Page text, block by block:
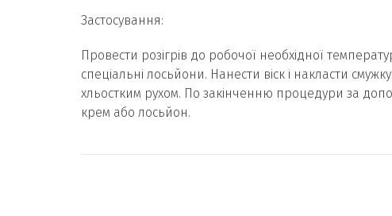
Застосування:
Провести розігрів до робочої необхідної
спеціальні лосьйони. Нанести віск і накласти
хльостким рухом. По закінченню процедури за
крем або лосьйон.